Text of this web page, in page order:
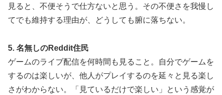
見ると、不便そうで仕方ないと思う。その不便さを我慢し
てでも維持する理由が、どうしても腑に落ちない。
5. 名無しのReddit住民
ゲームのライブ配信を何時間も見ること。自分でゲームを
するのは楽しいが、他人がプレイするのを延々と見る楽し
さがわからない。「見ているだけで楽しい」という感覚が